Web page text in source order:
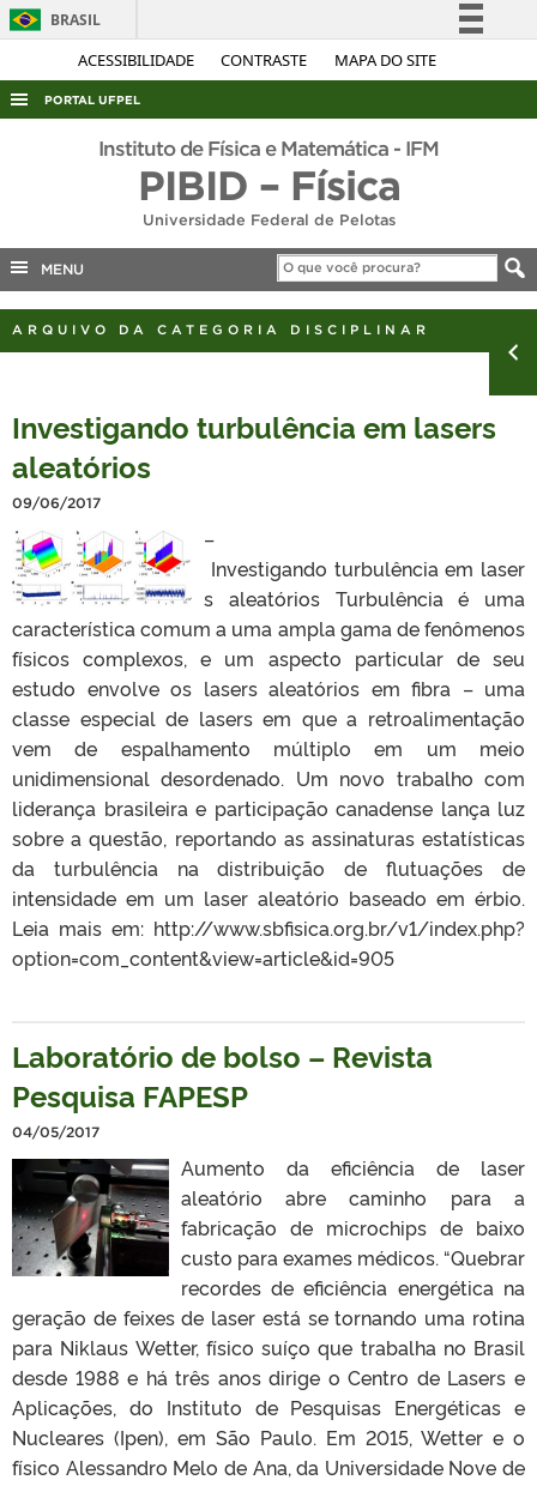
ACESSIBILIDADE CONTRASTE MAPA DO SITE
BRASIL
Simplifique!
Acesso à informação
Legislação
PORTAL UFPEL
ACESSO À INFORMAÇÃO
CONCURSOS
PORTARIAS
TELEFONES
Instituto de Física e Matemática - IFM
PIBID – Física
Universidade Federal de Pelotas
MENU
ARQUIVO DA CATEGORIA DISCIPLINAR
Investigando turbulência em lasers
aleatórios
09/06/2017
–
Investigando turbulência em laser
s aleatórios Turbulência é uma
característica comum a uma ampla gama de fenômenos
físicos complexos, e um aspecto particular de seu
estudo envolve os lasers aleatórios em fibra – uma
classe especial de lasers em que a retroalimentação
vem de espalhamento múltiplo em um meio
unidimensional desordenado. Um novo trabalho com
liderança brasileira e participação canadense lança luz
sobre a questão, reportando as assinaturas estatísticas
da turbulência na distribuição de flutuações de
intensidade em um laser aleatório baseado em érbio.
Leia mais em: http://www.sbfisica.org.br/v1/index.php?
option=com_content&view=article&id=905
Laboratório de bolso – Revista
Pesquisa FAPESP
04/05/2017
Aumento da eficiência de laser
aleatório abre caminho para a
fabricação de microchips de baixo
custo para exames médicos. “Quebrar
recordes de eficiência energética na
geração de feixes de laser está se tornando uma rotina
para Niklaus Wetter, físico suíço que trabalha no Brasil
desde 1988 e há três anos dirige o Centro de Lasers e
Aplicações, do Instituto de Pesquisas Energéticas e
Nucleares (Ipen), em São Paulo. Em 2015, Wetter e o
físico Alessandro Melo de Ana, da Universidade Nove de